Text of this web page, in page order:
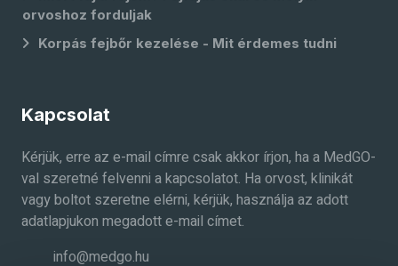
orvoshoz forduljak
Korpás fejbőr kezelése - Mit érdemes tudni
Kapcsolat
Kérjük, erre az e-mail címre csak akkor írjon, ha a MedGO-
val szeretné felvenni a kapcsolatot. Ha orvost, klinikát
vagy boltot szeretne elérni, kérjük, használja az adott
adatlapjukon megadott e-mail címet.
info@medgo.hu